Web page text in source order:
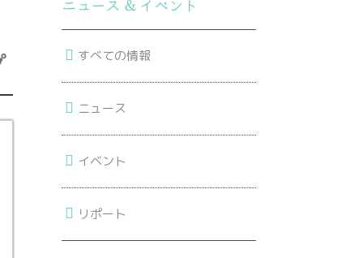
すべての情報
ニュース
イベント
リポート